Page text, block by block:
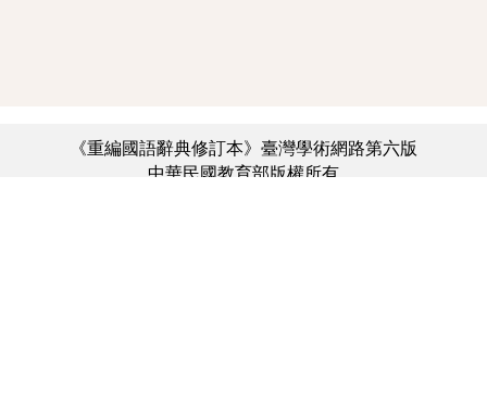
《重編國語辭典修訂本》臺灣學術網路第六版
中華民國教育部版權所有